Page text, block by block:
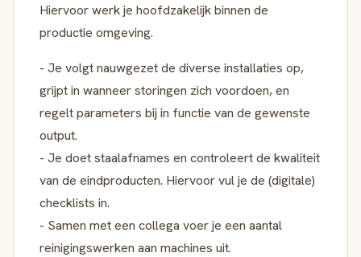
Hiervoor werk je hoofdzakelijk binnen de
productie omgeving.
- Je volgt nauwgezet de diverse installaties op,
grijpt in wanneer storingen zich voordoen, en
regelt parameters bij in functie van de gewenste
output.
- Je doet staalafnames en controleert de kwaliteit
van de eindproducten. Hiervoor vul je de (digitale)
checklists in.
- Samen met een collega voer je een aantal
reinigingswerken aan machines uit.